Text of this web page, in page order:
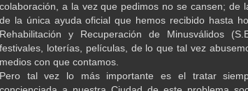
colaboración, a la vez que pedimos no se cansen; de
de la única ayuda oficial que hemos recibido hasta
Rehabilitación y Recuperación de Minusválidos
festivales, loterías, películas, de lo que tal vez
medios con que contamos.
Pero tal vez lo más importante es el tratar